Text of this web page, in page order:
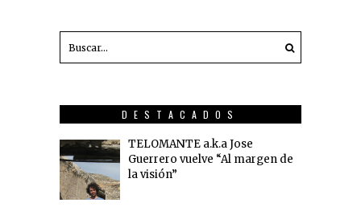
DESTACADOS
TELOMANTE a.k.a Jose
Guerrero vuelve “Al margen de
la visión”